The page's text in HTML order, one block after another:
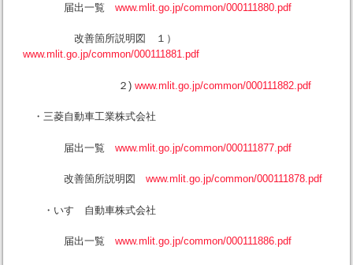
届出一覧 www.mlit.go.jp/common/000111880.pdf
改善箇所説明図 １）
www.mlit.go.jp/common/000111881.pdf
２) www.mlit.go.jp/common/000111882.pdf
・三菱自動車工業株式会社
届出一覧 www.mlit.go.jp/common/000111877.pdf
改善箇所説明図 www.mlit.go.jp/common/000111878.pdf
・いすゞ自動車株式会社
届出一覧 www.mlit.go.jp/common/000111886.pdf